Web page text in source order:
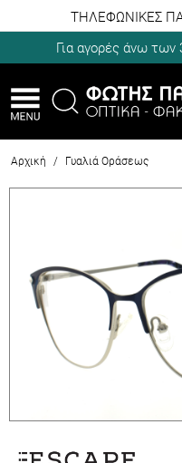
ΤΗΛΕΦΩΝΙΚΕΣ
Για αγορές άνω των
Αρχική / Γυαλιά Οράσεως